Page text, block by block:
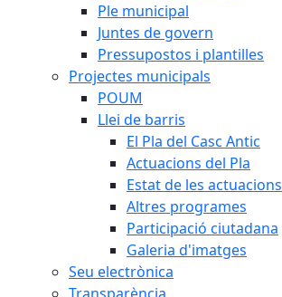
Ple municipal
Juntes de govern
Pressupostos i plantilles
Projectes municipals
POUM
Llei de barris
El Pla del Casc Antic
Actuacions del Pla
Estat de les actuacions
Altres programes
Participació ciutadana
Galeria d'imatges
Seu electrònica